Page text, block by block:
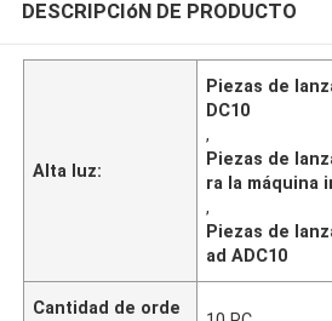
DESCRIPCIóN DE PRODUCTO
Alta luz:
Piezas de
DC10
,
Piezas de
ra la máquina
,
Piezas de
ad ADC10
Cantidad de orde